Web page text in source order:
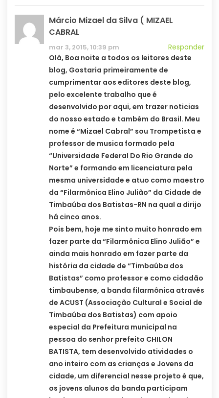
Márcio Mizael da Silva ( MIZAEL
CABRAL
mar 3, 2015, 10:39 pm
Responder
Olá, Boa noite a todos os leitores deste
blog, Gostaria primeiramente de
cumprimentar aos editores deste blog,
pelo excelente trabalho que é
desenvolvido por aqui, em trazer noticias
do nosso estado e também do Brasil. Meu
nome é “Mizael Cabral” sou Trompetista e
professor de musica formado pela
“Universidade Federal Do Rio Grande do
Norte” e formando em licenciatura pela
mesma universidade e atuo como maestro
da “Filarmônica Elino Julião” da Cidade de
Timbaúba dos Batistas-RN na qual a dirijo
há cinco anos.
Pois bem, hoje me sinto muito honrado em
fazer parte da “Filarmônica Elino Julião” e
ainda mais honrado em fazer parte da
história da cidade de “Timbaúba dos
Batistas” como professor e como cidadão
timbaubense, a banda filarmônica através
de ACUST (Associação Cultural e Social de
Timbaúba dos Batistas) com apoio
especial da Prefeitura municipal na
pessoa do senhor prefeito CHILON
BATISTA, tem desenvolvido atividades o
ano inteiro com as crianças e Jovens da
cidade, um diferencial nesse projeto é que,
os jovens alunos da banda participam